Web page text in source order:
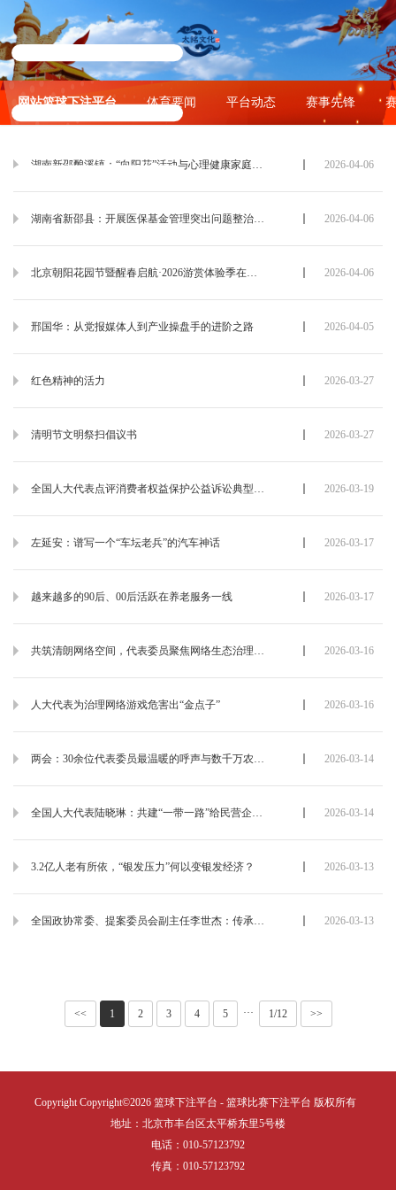
网站篮球下注平台 体育要闻 平台动态 赛事先锋
湖南新邵酿溪镇：“向阳花”活动与心理健康家庭教育服务暖民心 2026-04-06
湖南省新邵县：开展医保基金管理突出问题整治“突击战” 2026-04-06
北京朝阳花园节暨醒春启航·2026游赏体验季在北小河公园拉开帷幕 2026-04-06
邢国华：从党报媒体人到产业操盘手的进阶之路 2026-04-05
红色精神的活力 2026-03-27
清明节文明祭扫倡议书 2026-03-27
全国人大代表点评消费者权益保护公益诉讼典型案例 2026-03-19
左延安：谱写一个“车坛老兵”的汽车神话 2026-03-17
越来越多的90后、00后活跃在养老服务一线 2026-03-17
共筑清朗网络空间，代表委员聚焦网络生态治理提出建议 2026-03-16
人大代表为治理网络游戏危害出“金点子” 2026-03-16
两会：30余位代表委员最温暖的呼声与数千万农民的悲凉 2026-03-14
全国人大代表陆晓琳：共建“一带一路”给民营企业开展国际合作带来大机遇 2026-03-14
3.2亿人老有所依，“银发压力”何以变银发经济？ 2026-03-13
全国政协常委、提案委员会副主任李世杰：传承英烈精神 加强烈士褒扬工作 2026-03-13
<< 1 2 3 4 5 ··· 1/12 >>
Copyright Copyright©2026 篮球下注平台 - 篮球比赛下注平台 版权所有
地址：北京市丰台区太平桥东里5号楼
电话：010-57123792
传真：010-57123792